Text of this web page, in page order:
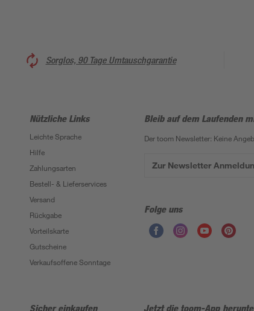
Sorglos, 90 Tage Umtauschgarantie
Nützliche Links
Leichte Sprache
Hilfe
Zahlungsarten
Bestell- & Lieferservices
Versand
Rückgabe
Vorteilskarte
Gutscheine
Verkaufsoffene Sonntage
Bleib auf dem Laufenden
Der toom Newsletter: Keine
Zur Newsletter
Folge uns
Sicher einkaufen Jetzt die toom-App